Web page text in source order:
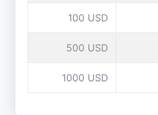
100 USD
500 USD
1000 USD